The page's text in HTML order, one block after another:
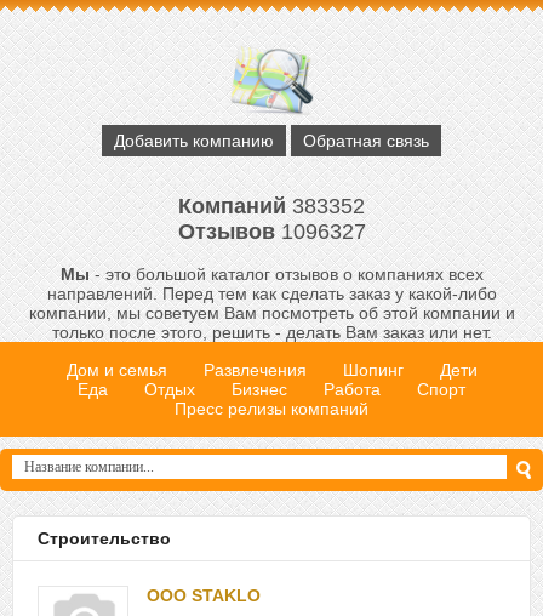
Добавить компанию Обратная связь
Компаний383352
Отзывов1096327
Мы- это большой каталог отзывов о компаниях всех
направлений. Перед тем как сделать заказ у какой-либо
компании, мы советуем Вам посмотреть об этой компании и
только после этого, решить - делать Вам заказ или нет.
Дом и семья
Развлечения Шопинг
Дети
Еда
Отдых Бизнес Работа
Спорт
Пресс релизы компаний
Строительство
ООО STAKLO